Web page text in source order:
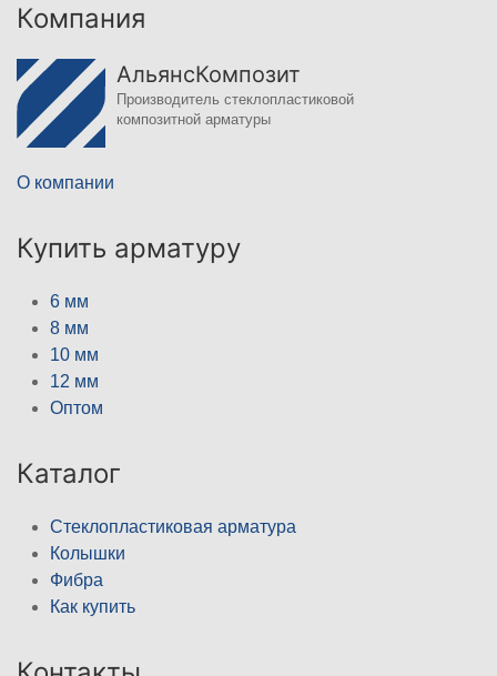
Компания
АльянсКомпозит
Производитель стеклопластиковой
композитной арматуры
О компании
Купить арматуру
6 мм
8 мм
10 мм
12 мм
Оптом
Каталог
Стеклопластиковая арматура
Колышки
Фибра
Как купить